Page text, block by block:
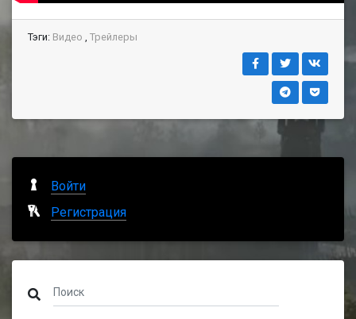
Тэги: Видео , Трейлеры
Войти
Регистрация